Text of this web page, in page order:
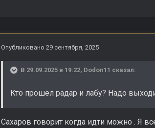
Опубликовано 29 сентября, 2025
В 29.09.2025 в 19:22, Dodon11 сказал:
Кто прошёл радар и лабу? Надо
Сахаров говорит когда идти можно . Я